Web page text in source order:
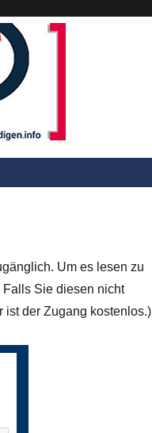
Um es lesen zu
Sie diesen nicht
ist der Zugang kostenlos.)